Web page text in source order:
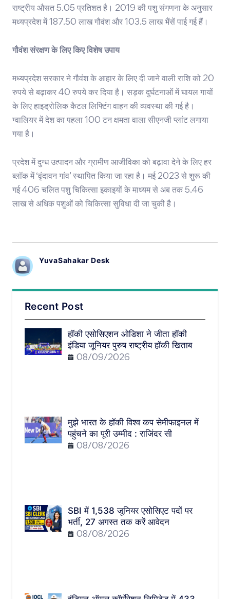
राष्ट्रीय औसत 5.05 प्रतिशत है। 2019 की पशु संगणना के अनुसार
मध्यप्रदेश में 187.50 लाख गौवंश और 103.5 लाख भैंसें पाई गई हैं।
गौवंश संरक्षण के लिए किए विशेष उपाय
मध्यप्रदेश सरकार ने गौवंश के आहार के लिए दी जाने वाली राशि को 20
रुपये से बढ़ाकर 40 रुपये कर दिया है। सड़क दुर्घटनाओं में घायल गायों
के लिए हाइड्रोलिक कैटल लिफ्टिंग वाहन की व्यवस्था की गई है।
ग्वालियर में देश का पहला 100 टन क्षमता वाला सीएनजी प्लांट लगाया
गया है।
प्रदेश में दुग्ध उत्पादन और ग्रामीण आजीविका को बढ़ावा देने के लिए हर
ब्लॉक में ‘वृंदावन गांव’ स्थापित किया जा रहा है। मई 2023 से शुरू की
गई 406 चलित पशु चिकित्सा इकाइयों के माध्यम से अब तक 5.46
लाख से अधिक पशुओं को चिकित्सा सुविधा दी जा चुकी है।
YuvaSahakar Desk
Recent Post
हॉकी एसोसिएशन ओडिशा ने जीता हॉकी
इंडिया जूनियर पुरुष राष्ट्रीय हॉकी खिताब
08/09/2026
मुझे भारत के हॉकी विश्व कप सेमीफाइनल में
पहुंचने का पूरी उम्मीद : राजिंदर सी
08/08/2026
SBI में 1,538 जूनियर एसोसिएट पदों पर
भर्ती, 27 अगस्त तक करें आवेदन
08/08/2026